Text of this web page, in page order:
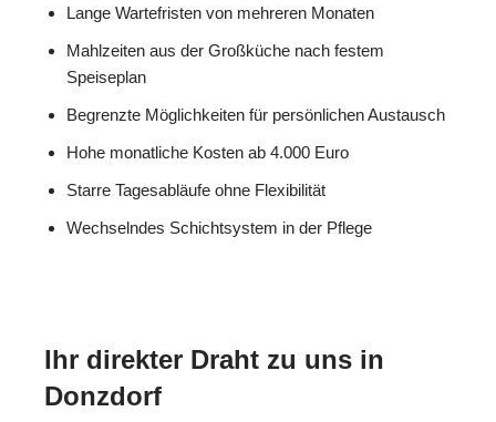
Lange Wartefristen von mehreren Monaten
Mahlzeiten aus der Großküche nach festem
Speiseplan
Begrenzte Möglichkeiten für persönlichen Austausch
Hohe monatliche Kosten ab 4.000 Euro
Starre Tagesabläufe ohne Flexibilität
Wechselndes Schichtsystem in der Pflege
Ihr direkter Draht zu uns in
Donzdorf